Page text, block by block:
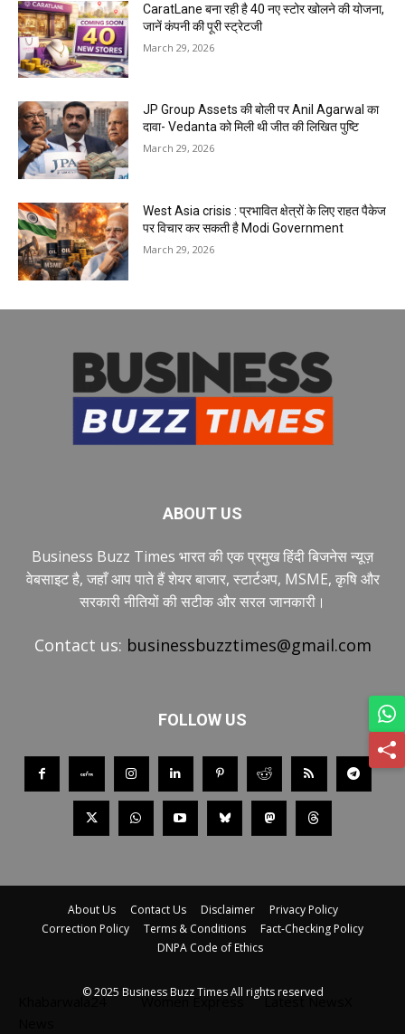
CaratLane बना रही है 40 नए स्टोर खोलने की योजना,
जानें कंपनी की पूरी स्ट्रेटजी
March 29, 2026
JP Group Assets की बोली पर Anil Agarwal का
दावा- Vedanta को मिली थी जीत की लिखित पुष्टि
March 29, 2026
West Asia crisis : प्रभावित क्षेत्रों के लिए राहत पैकेज
पर विचार कर सकती है Modi Government
March 29, 2026
ABOUT US
Business Buzz Times भारत की एक प्रमुख हिंदी बिजनेस न्यूज़
वेबसाइट है, जहाँ आप पाते हैं शेयर बाजार, स्टार्टअप, MSME, कृषि और
सरकारी नीतियों की सटीक और सरल जानकारी।
Contact us: businessbuzztimes@gmail.com
FOLLOW US
About Us Contact Us Disclaimer
Privacy Policy
Correction Policy
Terms & Conditions
Fact-Checking Policy
DNPA Code of Ethics
© 2025 Business Buzz Times All rights reserved
Khabarwala24
Women Express Latest NewsX